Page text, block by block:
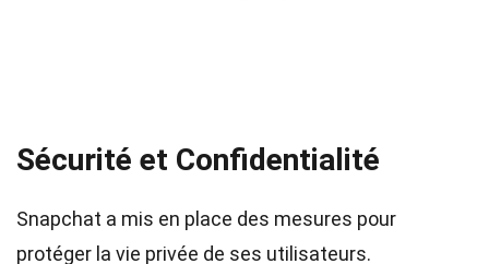
Sécurité et Confidentialité
Snapchat a mis en place des mesures pour
protéger la vie privée de ses utilisateurs.